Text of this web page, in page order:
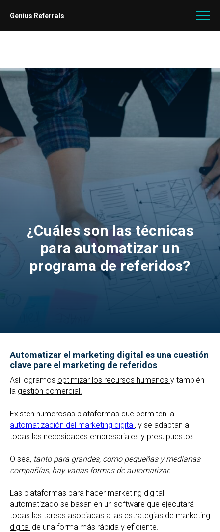
Genius Referrals
¿Cuáles son las técnicas
para automatizar un
programa de referidos?
Automatizar el marketing digital es una cuestión
clave pare el marketing de referidos
Así logramos optimizar los recursos humanos y también
la gestión comercial.
Existen numerosas plataformas que permiten la
automatización del marketing digital, y se adaptan a
todas las necesidades empresariales y presupuestos.
O sea, tanto para grandes, como pequeñas y medianas
compañías, hay varias formas de automatizar.
Las plataformas para hacer marketing digital
automatizado se basan en un software que ejecutará
todas las tareas asociadas a las estrategias de marketing
digital de una forma más rápida y eficiente.